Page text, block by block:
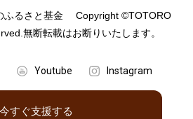
今すぐ支援する
ふるさと基金 Copyright ©TOTORO
無断転載はお断りいたします。
Youtube Instagram